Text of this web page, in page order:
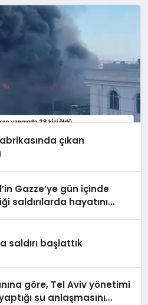
çıkan
Gazze’ye gün içinde
saldırılarda hayatını
saldırı başlattık
göre, Tel Aviv yönetimi
su anlaşmasını